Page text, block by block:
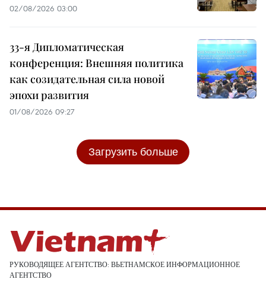
02/08/2026 03:00
33-я Дипломатическая
конференция: Внешняя политика
как созидательная сила новой
эпохи развития
01/08/2026 09:27
Загрузить больше
РУКОВОДЯЩЕЕ АГЕНТСТВО: ВЬЕТНАМСКОЕ ИНФОРМАЦИОННОЕ
АГЕНТСТВО